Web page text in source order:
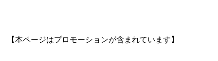
【本ページはプロモーションが含まれています】